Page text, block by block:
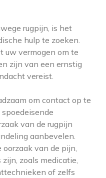
rugpijn, is het
hulp te zoeken.
uw vermogen om te
zijn van een ernstig
vereist.
om contact op te
van de rugpijn
aanbevelen.
van de pijn,
zoals medicatie,
of zelfs